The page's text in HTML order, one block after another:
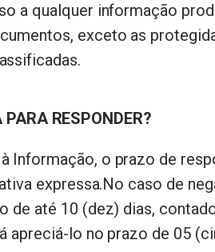
a qualquer informação
exceto as
RESPONDER?
Informação, o prazo de
expressa.No caso de
de até 10 (dez) dias,
apreciá-lo no prazo de 05